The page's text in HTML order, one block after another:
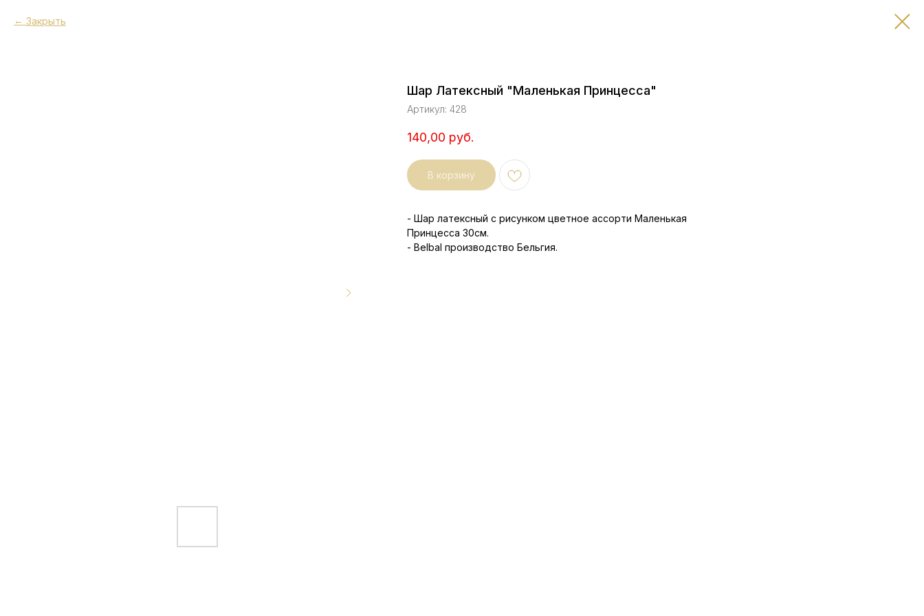
Закрыть
Шар Латексный "Маленькая Принцесса"
Артикул: 428
140,00 руб.
В корзину
- Шар латексный с рисунком цветное ассорти Маленькая
Принцесса 30см.
- Belbal производство Бельгия.